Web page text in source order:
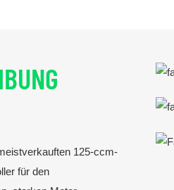
125-ccm-
für den